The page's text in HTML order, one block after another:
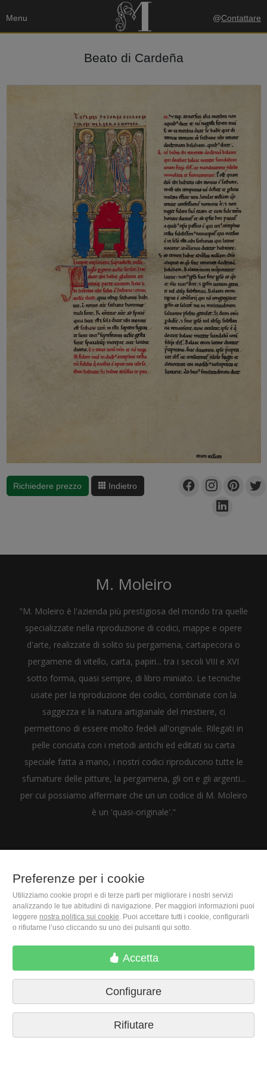
Menu @Contattare
Beato di Cardeña
Richiedere prezzo Indietro
M. Moleiro
"M. Moleiro è l'azienda più prestigiosa del mondo tra quelle
specializzate nella riproduzione di codici, mappe e opere
d'arte, realizzate di solito su pergamena, cartapecora o
pergamene di vitello, carta, papiri... tra i secoli VIII e XVI
sotto forma, quasi sempre, di libro miniato. Le tecniche
usate per la riproduzione dei codici, combinate con la
saggezza e la natura artigianale del mestiere, ci
permettono di essere molto fedeli all'originale. Rilegati in
pelle conciata con i metodi antichi ed editati su carta
speciale fatta a mano, i nostri codici riproducono tutte le
sfumature delle pitture, la pergamena, gli ori e gli argenti...
per cui possiamo affermare che un un codice di M. Moleiro
è un 'quasi-originale'."
(+39) 06 9450 1915
M. Moleiro Editor, S.A.
Travesera de Gracia, 17
Preferenze per i cookie
Utilizziamo cookie propri e di terze parti per migliorare i nostri servizi
analizzando le tue abitudini di navigazione. Per maggiori informazioni puoi
leggere nostra politica sui cookie. Puoi accettare tutti i cookie, configurarli
o rifiutarne l’uso cliccando su uno dei pulsanti qui sotto.
Accetta
Configurare
Rifiutare